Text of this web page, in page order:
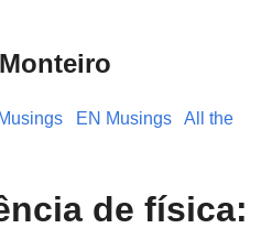
EN Musings
All the
de física: